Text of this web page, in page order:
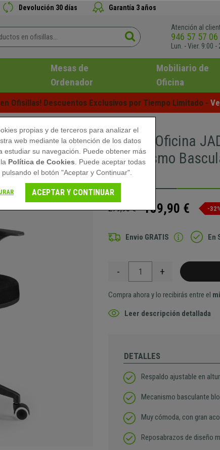
Devolución 30 días Garantía 3 años
Atención al
946 57 57 06
Lun. - Vier. 9:00 -
Mesas de
Ordenador
Mobiliario de
Oficina
Ofisillas! Descuentos Exclusivos por Tiempo Limitado -
Silla de Oficina
Mecanismo
Negra
279,90 € 189,90 € -
Envio GRATIS En
- +
Compra ahora y lo recibirás entre el
Leer descripción detallada
DETALLES
Respaldo ajustable en
Mecanismo basculante
Muy cómoda, con gran
Reposabrazos de diseño
propias y de terceros para analizar el
web mediante la obtención de los datos
estudiar su navegación. Puede obtener más
Política de Cookies . Puede aceptar todas
pulsando el botón "Aceptar y Continuar".
ACEPTAR Y CONTINUAR